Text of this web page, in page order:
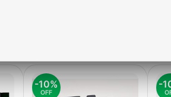
-10%
OFF
-